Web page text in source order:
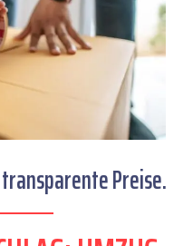
Preise.